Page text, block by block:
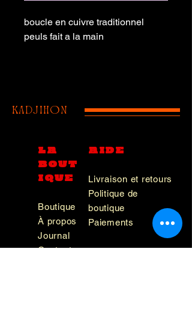
boucle en cuivre traditionnel
peuls fait a la main
kadjihon
LA
BOUT
IQUE
Boutique
À propos
Journal
Contact
AIDE
Livraison et retours
Politique de
boutique
Paiements